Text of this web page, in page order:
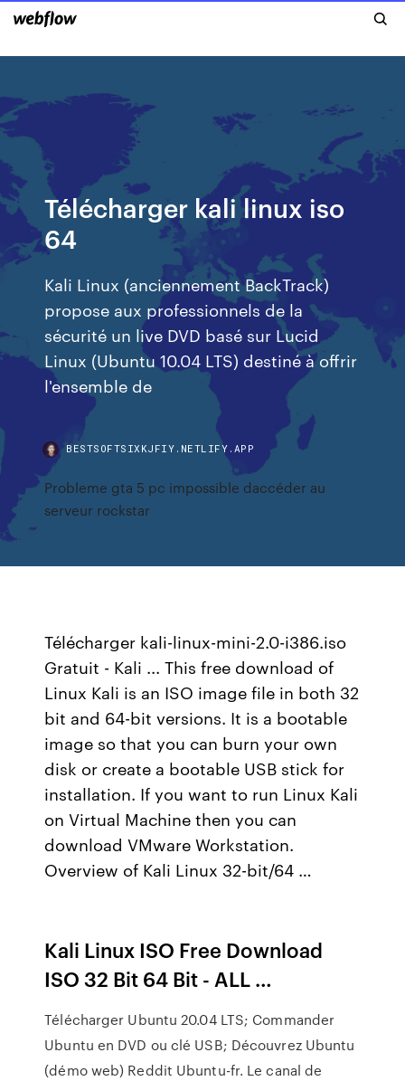
Télécharger kali linux iso
64
Kali Linux (anciennement BackTrack)
propose aux professionnels de la
sécurité un live DVD basé sur Lucid
Linux (Ubuntu 10.04 LTS) destiné à offrir
l'ensemble de
BESTSOFTSIXKJFIY.NETLIFY.APP
Probleme gta 5 pc impossible daccéder au
serveur rockstar
Télécharger kali-linux-mini-2.0-i386.iso
Gratuit - Kali ... This free download of
Linux Kali is an ISO image file in both 32
bit and 64-bit versions. It is a bootable
image so that you can burn your own
disk or create a bootable USB stick for
installation. If you want to run Linux Kali
on Virtual Machine then you can
download VMware Workstation.
Overview of Kali Linux 32-bit/64 …
Kali Linux ISO Free Download
ISO 32 Bit 64 Bit - ALL …
Télécharger Ubuntu 20.04 LTS; Commander
Ubuntu en DVD ou clé USB; Découvrez Ubuntu
(démo web) Reddit Ubuntu-fr. Le canal de